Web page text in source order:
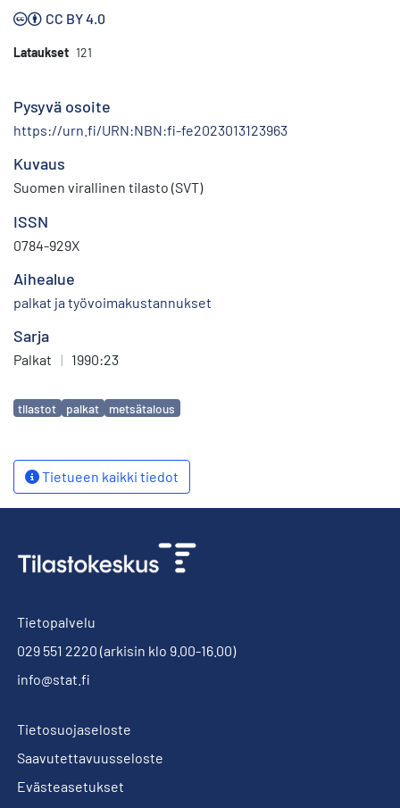
CC BY 4.0
Lataukset 121
Pysyvä osoite
https://urn.fi/URN:NBN:fi-fe2023013123963
Kuvaus
Suomen virallinen tilasto (SVT)
ISSN
0784-929X
Aihealue
palkat ja työvoimakustannukset
Sarja
Palkat | 1990:23
Avainsanat
tilastot palkat metsätalous
Tietueen kaikki tiedot
Tietopalvelu
029 551 2220 (arkisin klo 9.00-16.00)
info@stat.fi
Tietosuojaseloste
Saavutettavuusseloste
Evästeasetukset